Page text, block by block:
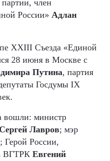
член
России» Адлан
XXIII Съезда «Единой
28 июня в Москве с
Путина, партия
Госдумы IX
вошли: министр
Сергей Лавров; мэр
; Герой России,
ВГТРК Евгений